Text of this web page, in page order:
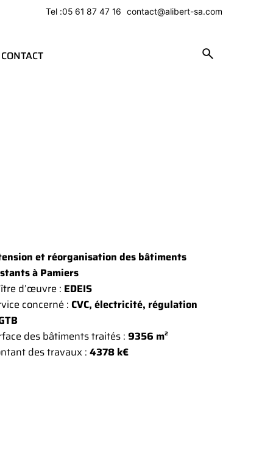
Tel :05 61 87 47 16 contact@alibert-sa.com
CONTACT
et réorganisation des bâtiments
à Pamiers
d’œuvre : EDEIS
concerné : CVC, électricité, régulation
des bâtiments traités :9356 m²
des travaux :4378 k€